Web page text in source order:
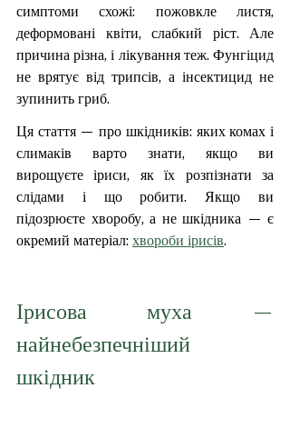
симптоми схожі: пожовкле листя,
деформовані квіти, слабкий ріст. Але
причина різна, і лікування теж. Фунгіцид
не врятує від трипсів, а інсектицид не
зупинить гриб.
Ця стаття — про шкідників: яких комах і
слимаків варто знати, якщо ви
вирощуєте іриси, як їх розпізнати за
слідами і що робити. Якщо ви
підозрюєте хворобу, а не шкідника — є
окремий матеріал: хвороби ірисів.
Ірисова муха —
найнебезпечніший
шкідник